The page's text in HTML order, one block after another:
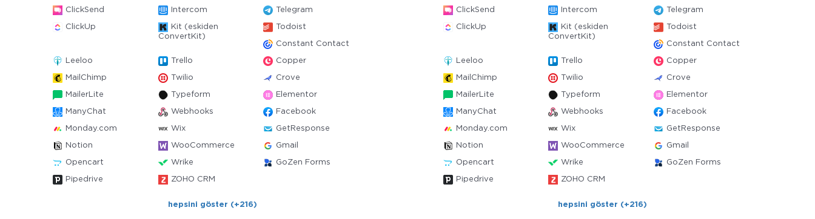
ClickSend Intercom Telegram
ClickUp
Kit (eskiden
ConvertKit)
Todoist
Constant Contact
Leeloo Trello Copper
MailChimp Twilio Crove
MailerLite Typeform Elementor
ManyChat Webhooks Facebook
Monday.com Wix GetResponse
Notion WooCommerce Gmail
Opencart Wrike GoZen Forms
Pipedrive ZOHO CRM
hepsini göster (+216)
ClickSend Intercom Telegram
ClickUp
Kit (eskiden
ConvertKit)
Todoist
Constant Contact
Leeloo Trello Copper
MailChimp Twilio Crove
MailerLite Typeform Elementor
ManyChat Webhooks Facebook
Monday.com Wix GetResponse
Notion WooCommerce Gmail
Opencart Wrike GoZen Forms
Pipedrive ZOHO CRM
hepsini göster (+216)